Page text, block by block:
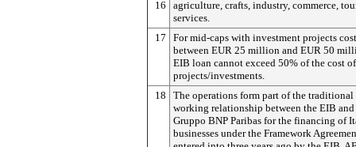
16
agriculture, crafts, industry, commerce,
services.
17
For mid-caps with investment projects
between EUR 25 million and EUR 50
EIB loan cannot exceed 50% of the cost
projects/investments.
18
The operations form part of the traditional
working relationship between the EIB
Gruppo BNP Paribas for the financing of
businesses under the Framework